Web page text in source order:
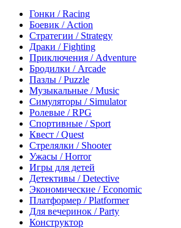
Гонки / Racing
Боевик / Action
Стратегии / Strategy
Драки / Fighting
Приключения / Adventure
Бродилки / Arcade
Пазлы / Puzzle
Музыкальные / Music
Симуляторы / Simulator
Ролевые / RPG
Спортивные / Sport
Квест / Quest
Стрелялки / Shooter
Ужасы / Horror
Игры для детей
Детективы / Detective
Экономические / Economic
Платформер / Platformer
Для вечеринок / Party
Конструктор